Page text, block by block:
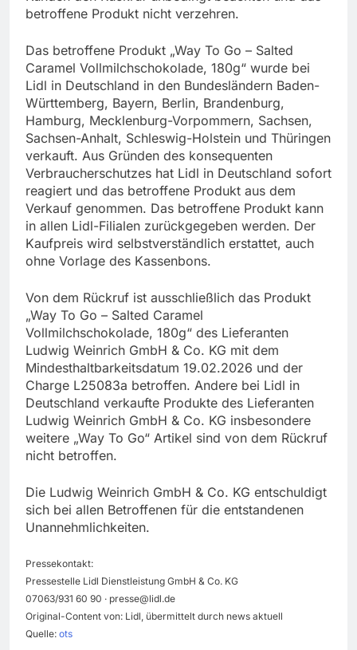
betroffene Produkt nicht verzehren.
Das betroffene Produkt „Way To Go – Salted
Caramel Vollmilchschokolade, 180g“ wurde bei
Lidl in Deutschland in den Bundesländern Baden-
Württemberg, Bayern, Berlin, Brandenburg,
Hamburg, Mecklenburg-Vorpommern, Sachsen,
Sachsen-Anhalt, Schleswig-Holstein und Thüringen
verkauft. Aus Gründen des konsequenten
Verbraucherschutzes hat Lidl in Deutschland sofort
reagiert und das betroffene Produkt aus dem
Verkauf genommen. Das betroffene Produkt kann
in allen Lidl-Filialen zurückgegeben werden. Der
Kaufpreis wird selbstverständlich erstattet, auch
ohne Vorlage des Kassenbons.
Von dem Rückruf ist ausschließlich das Produkt
„Way To Go – Salted Caramel
Vollmilchschokolade, 180g“ des Lieferanten
Ludwig Weinrich GmbH & Co. KG mit dem
Mindesthaltbarkeitsdatum 19.02.2026 und der
Charge L25083a betroffen. Andere bei Lidl in
Deutschland verkaufte Produkte des Lieferanten
Ludwig Weinrich GmbH & Co. KG insbesondere
weitere „Way To Go“ Artikel sind von dem Rückruf
nicht betroffen.
Die Ludwig Weinrich GmbH & Co. KG entschuldigt
sich bei allen Betroffenen für die entstandenen
Unannehmlichkeiten.
Pressekontakt:
Pressestelle Lidl Dienstleistung GmbH & Co. KG
07063/931 60 90 · presse@lidl.de
Original-Content von: Lidl, übermittelt durch news aktuell
Quelle: ots